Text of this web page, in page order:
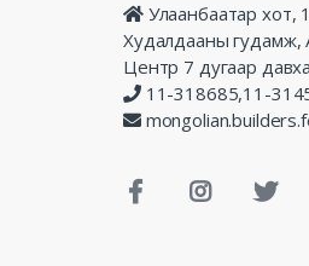
Улаанбаатар хот,
Худалдааны гудамж,
Центр 7 дугаар
11-318685,11-